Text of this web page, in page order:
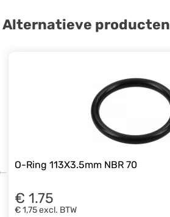
Alternatieve producten
O-Ring 113X3.5mm NBR 70
€ 1.75
€ 1,75excl. BTW